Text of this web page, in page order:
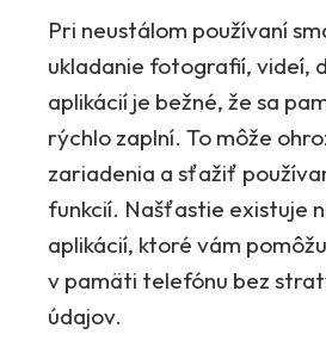
Pri neustálom používaní
ukladanie fotografií, videí,
aplikácií je bežné, že sa
rýchlo zaplní. To môže
zariadenia a sťažiť
funkcií. Našťastie existuje
aplikácií, ktoré vám
v pamäti telefónu bez
údajov.